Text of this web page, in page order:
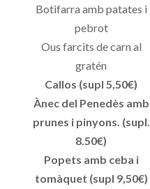
Botifarra amb patates i
pebrot
Ous farcits de carn al
gratén
Callos (supl 5,50€)
Ànec del Penedès amb
prunes i pinyons. (supl.
8.50€)
Popets amb ceba i
tomàquet (supl 9,50€)